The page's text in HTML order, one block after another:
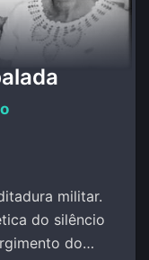
militar.
do silêncio
do